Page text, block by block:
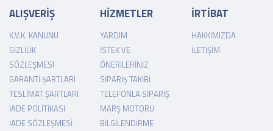
ALIŞVERİŞ
K.V.K. KANUNU
GIZLILIK
SÖZLEŞMESI
GARANTI ŞARTLARI
TESLIMAT ŞARTLARI
İADE POLITIKASI
İADE SÖZLEŞMESI
HİZMETLER
YARDIM
İSTEK VE
ÖNERILERINIZ
SIPARIŞ TAKIBI
TELEFONLA SIPARIŞ
MARŞ MOTORU
BILGILENDIRME
İRTİBAT
HAKKIMIZDA
İLETIŞIM